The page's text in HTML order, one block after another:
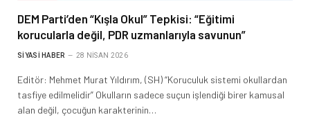
DEM Parti’den “Kışla Okul” Tepkisi: “Eğitimi
korucularla değil, PDR uzmanlarıyla savunun”
SIYASI HABER 28 NISAN 2026
Editör: Mehmet Murat Yıldırım, (SH) “Koruculuk sistemi okullardan
tasfiye edilmelidir” Okulların sadece suçun işlendiği birer kamusal
alan değil, çocuğun karakterinin…